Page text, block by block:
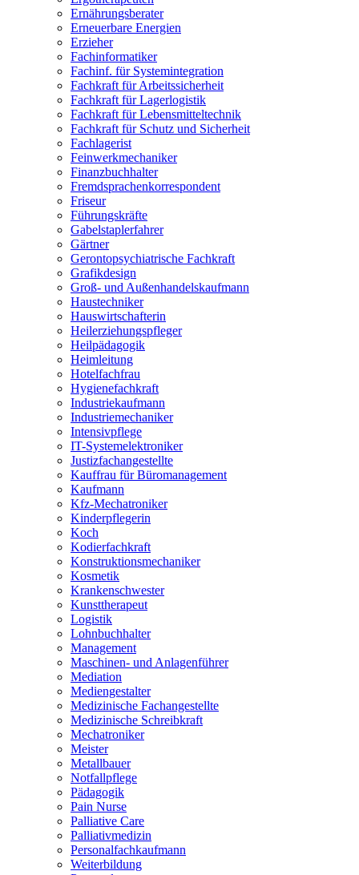
Ernährungsberater
Erneuerbare Energien
Erzieher
Fachinformatiker
Fachinf. für Systemintegration
Fachkraft für Arbeitssicherheit
Fachkraft für Lagerlogistik
Fachkraft für Lebensmitteltechnik
Fachkraft für Schutz und Sicherheit
Fachlagerist
Feinwerkmechaniker
Finanzbuchhalter
Fremdsprachenkorrespondent
Friseur
Führungskräfte
Gabelstaplerfahrer
Gärtner
Gerontopsychiatrische Fachkraft
Grafikdesign
Groß- und Außenhandelskaufmann
Haustechniker
Hauswirtschafterin
Heilerziehungspfleger
Heilpädagogik
Heimleitung
Hotelfachfrau
Hygienefachkraft
Industriekaufmann
Industriemechaniker
Intensivpflege
IT-Systemelektroniker
Justizfachangestellte
Kauffrau für Büromanagement
Kaufmann
Kfz-Mechatroniker
Kinderpflegerin
Koch
Kodierfachkraft
Konstruktionsmechaniker
Kosmetik
Krankenschwester
Kunsttherapeut
Logistik
Lohnbuchhalter
Management
Maschinen- und Anlagenführer
Mediation
Mediengestalter
Medizinische Fachangestellte
Medizinische Schreibkraft
Mechatroniker
Meister
Metallbauer
Notfallpflege
Pädagogik
Pain Nurse
Palliative Care
Palliativmedizin
Personalfachkaufmann
Weiterbildung